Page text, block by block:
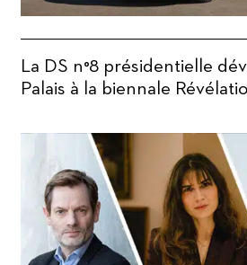
La DS n°8 présidentielle
Palais à la biennale